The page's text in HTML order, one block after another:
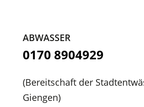
ABWASSER
0170 8904929
(Bereitschaft der
Giengen)